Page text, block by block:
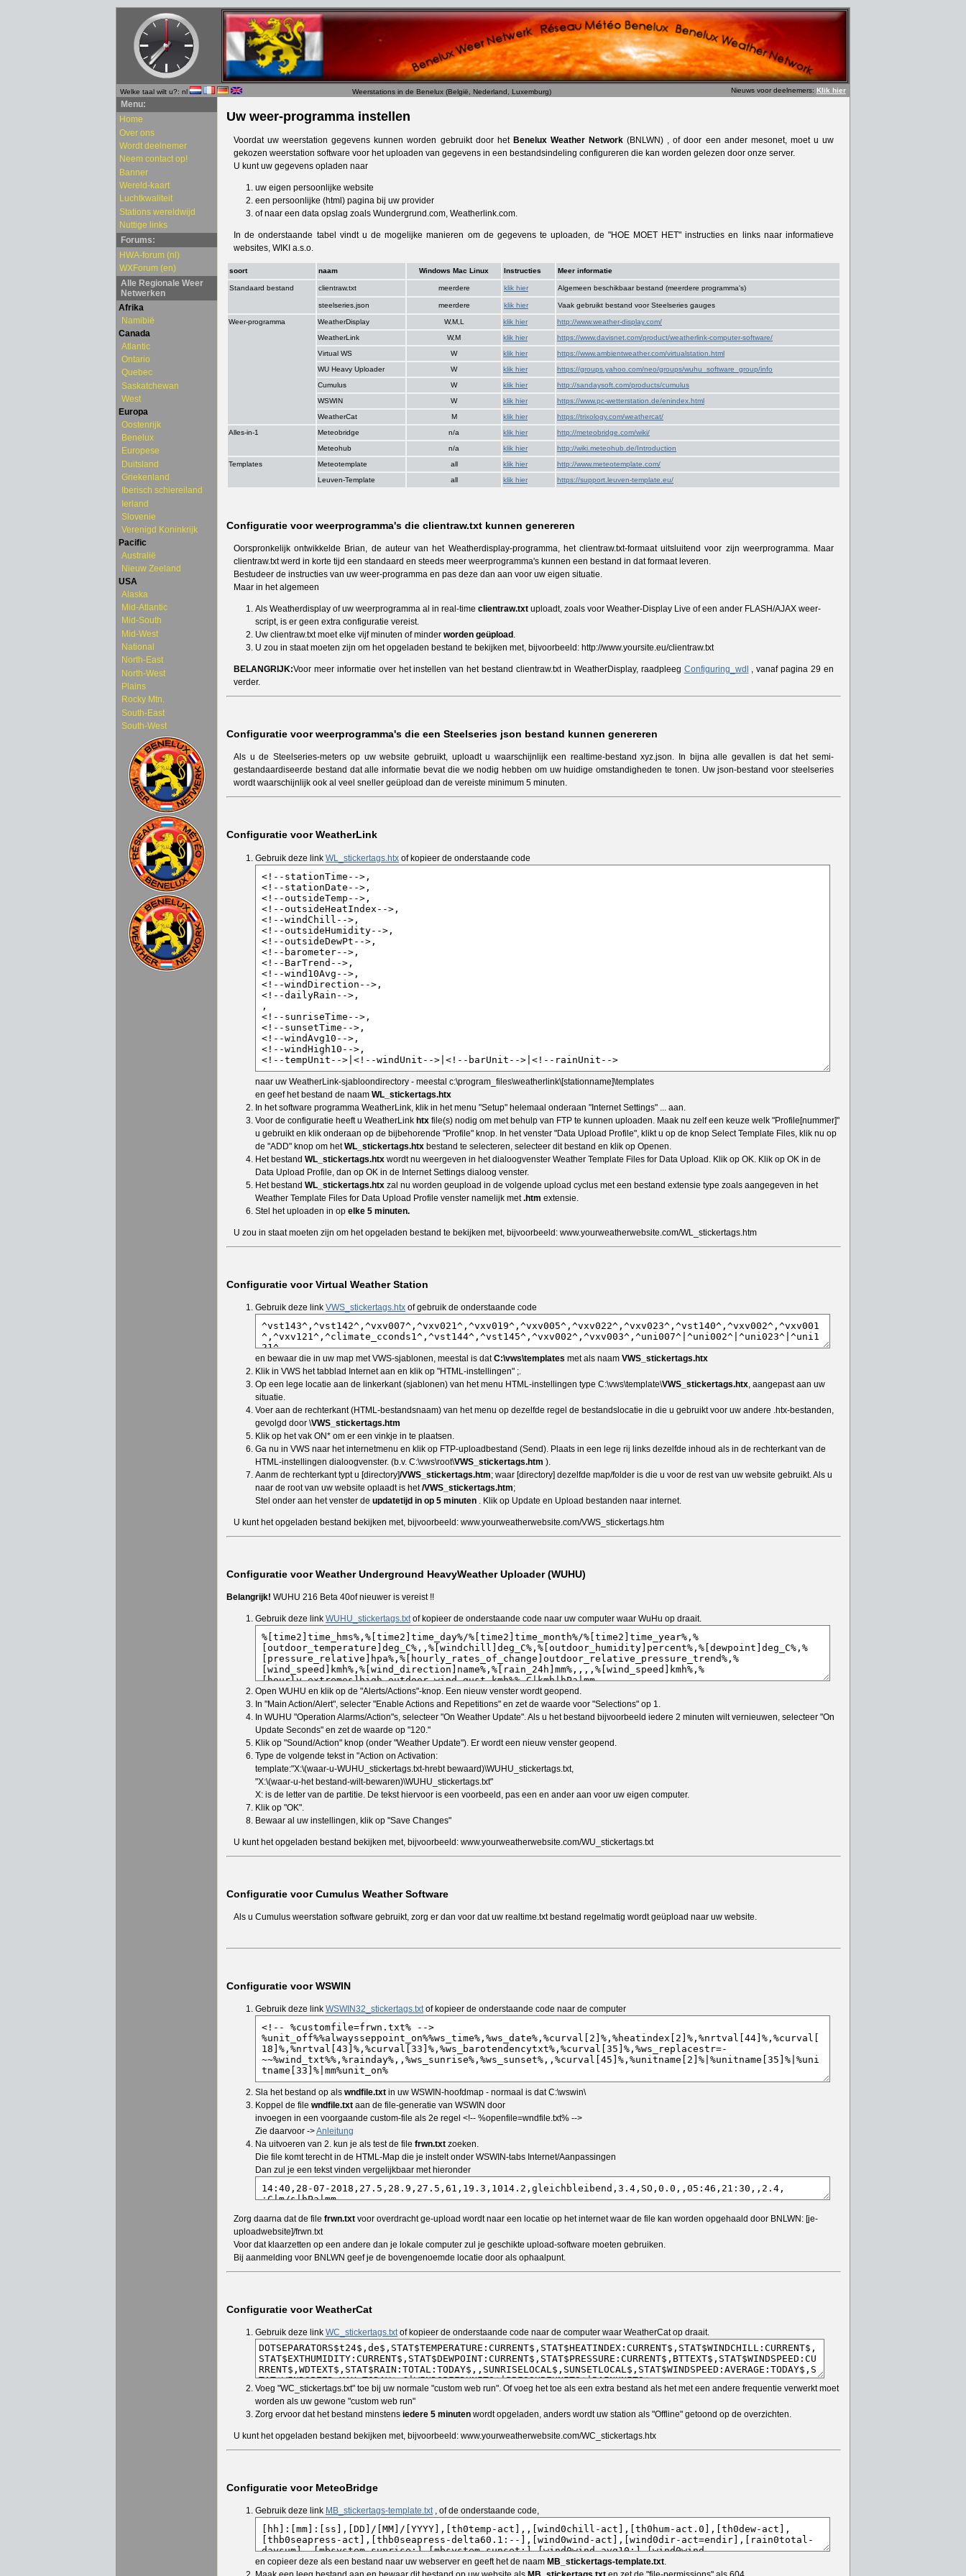
Welke taal wilt u?: nl Weerstations in de Benelux (België, Nederland, Luxemburg) Nieuws voor deelnemers: Klik hier
Menu:
Home
Over ons
Wordt deelnemer
Neem contact op!
Banner
Wereld-kaart
Luchtkwaliteit
Stations wereldwijd
Nuttige links
Forums:
HWA-forum (nl)
WXForum (en)
Alle Regionale Weer
Netwerken
Afrika
Namibië
Canada
Atlantic
Ontario
Quebec
Saskatchewan
West
Europa
Oostenrijk
Benelux
Europese
Duitsland
Griekenland
Iberisch schiereiland
Ierland
Slovenie
Verenigd Koninkrijk
Pacific
Australië
Nieuw Zeeland
USA
Alaska
Mid-Atlantic
Mid-South
Mid-West
National
North-East
North-West
Plains
Rocky Mtn.
South-East
South-West
Uw weer-programma instellen
Voordat uw weerstation gegevens kunnen worden gebruikt door het Benelux Weather Network (BNLWN) , of door een ander mesonet, moet u uw
gekozen weerstation software voor het uploaden van gegevens in een bestandsindeling configureren die kan worden gelezen door onze server.
U kunt uw gegevens opladen naar
uw eigen persoonlijke website
een persoonlijke (html) pagina bij uw provider
of naar een data opslag zoals Wundergrund.com, Weatherlink.com.
In de onderstaande tabel vindt u de mogelijke manieren om de gegevens te uploaden, de "HOE MOET HET" instructies en links naar informatieve
websites, WIKI a.s.o.
soort naam Windows Mac Linux Instructies Meer informatie
Standaard bestand clientraw.txt meerdere klik hier Algemeen beschikbaar bestand (meerdere programma's)
steelseries.json meerdere klik hier Vaak gebruikt bestand voor Steelseries gauges
Weer-programma WeatherDisplay W,M,L klik hier
http://www.weather-display.com/
WeatherLink
W,M klik hier
https://www.davisnet.com/product/weatherlink-computer-software/
Virtual WS
W klik hier
https://www.ambientweather.com/virtualstation.html
WU Heavy Uploader
W klik hier
https://groups.yahoo.com/neo/groups/wuhu_software_group/info
Cumulus
W klik hier
http://sandaysoft.com/products/cumulus
WSWIN
W klik hier
https://www.pc-wetterstation.de/enindex.html
WeatherCat
M klik hier
https://trixology.com/weathercat/
Alles-in-1
Meteobridge n/a klik hier
http://meteobridge.com/wiki/
Meteohub
n/a klik hier
http://wiki.meteohub.de/Introduction
Templates
Meteotemplate all klik hier
http://www.meteotemplate.com/
Leuven-Template
all klik hier https://support.leuven-template.eu/
Configuratie voor weerprogramma's die clientraw.txt kunnen genereren
Oorspronkelijk ontwikkelde Brian, de auteur van het Weatherdisplay-programma, het clientraw.txt-formaat uitsluitend voor zijn weerprogramma. Maar
clientraw.txt werd in korte tijd een standaard en steeds meer weerprogramma's kunnen een bestand in dat formaat leveren.
Bestudeer de instructies van uw weer-programma en pas deze dan aan voor uw eigen situatie.
Maar in het algemeen
Als Weatherdisplay of uw weerprogramma al in real-time clientraw.txt uploadt, zoals voor Weather-Display Live of een ander FLASH/AJAX weer-
script, is er geen extra configuratie vereist.
Uw clientraw.txt moet elke vijf minuten of minder worden geüpload .
U zou in staat moeten zijn om het opgeladen bestand te bekijken met, bijvoorbeeld: http://www.yoursite.eu/clientraw.txt
BELANGRIJK:Voor meer informatie over het instellen van het bestand clientraw.txt in WeatherDisplay, raadpleeg Configuring_wdl
, vanaf pagina 29 en
verder.
Configuratie voor weerprogramma's die een Steelseries json bestand kunnen genereren
Als u de Steelseries-meters op uw website gebruikt, uploadt u waarschijnlijk een realtime-bestand xyz.json. In bijna alle gevallen is dat het semi-
gestandaardiseerde bestand dat alle informatie bevat die we nodig hebben om uw huidige omstandigheden te tonen. Uw json-bestand voor steelseries
wordt waarschijnlijk ook al veel sneller geüpload dan de vereiste minimum 5 minuten.
Configuratie voor WeatherLink
Gebruik deze link WL_stickertags.htx of kopieer de onderstaande code
naar uw WeatherLink-sjabloondirectory - meestal c:\program_files\weatherlink\[stationname]\templates
en geef het bestand de naam WL_stickertags.htx
In het software programma WeatherLink, klik in het menu "Setup" helemaal onderaan "Internet Settings" ... aan.
Voor de configuratie heeft u WeatherLink htx file(s) nodig om met behulp van FTP te kunnen uploaden. Maak nu zelf een keuze welk "Profile[nummer]"
u gebruikt en klik onderaan op de bijbehorende "Profile" knop. In het venster "Data Upload Profile", klikt u op de knop Select Template Files, klik nu op
de "ADD" knop om hetWL_stickertags.htx bestand te selecteren, selecteer dit bestand en klik op Openen.
Het bestand WL_stickertags.htx wordt nu weergeven in het dialoogvenster Weather Template Files for Data Upload. Klik op OK. Klik op OK in de
Data Upload Profile, dan op OK in de Internet Settings dialoog venster.
Het bestand WL_stickertags.htx zal nu worden geupload in de volgende upload cyclus met een bestand extensie type zoals aangegeven in het
Weather Template Files for Data Upload Profile venster namelijk met.htm extensie.
Stel het uploaden in op elke 5 minuten.
U zou in staat moeten zijn om het opgeladen bestand te bekijken met, bijvoorbeeld: www.yourweatherwebsite.com/WL_stickertags.htm
Configuratie voor Virtual Weather Station
Gebruik deze link VWS_stickertags.htx of gebruik de onderstaande code
en bewaar die in uw map met VWS-sjablonen, meestal is datC:\vws\templates met als naam VWS_stickertags.htx
Klik in VWS het tabblad Internet aan en klik op "HTML-instellingen" ;.
Op een lege locatie aan de linkerkant (sjablonen) van het menu HTML-instellingen type C:\vws\template\VWS_stickertags.htx , aangepast aan uw
situatie.
Voer aan de rechterkant (HTML-bestandsnaam) van het menu op dezelfde regel de bestandslocatie in die u gebruikt voor uw andere .htx-bestanden,
gevolgd door \VWS_stickertags.htm
Klik op het vak ON* om er een vinkje in te plaatsen.
Ga nu in VWS naar het internetmenu en klik op FTP-uploadbestand (Send). Plaats in een lege rij links dezelfde inhoud als in de rechterkant van de
HTML-instellingen dialoogvenster. (b.v. C:\vws\root\VWS_stickertags.htm ).
Aanm de rechterkant typt u [directory]/VWS_stickertags.htm; waar [directory] dezelfde map/folder is die u voor de rest van uw website gebruikt. Als u
naar de root van uw website oplaadt is het/VWS_stickertags.htm;
Stel onder aan het venster de updatetijd in op 5 minuten . Klik op Update en Upload bestanden naar internet.
U kunt het opgeladen bestand bekijken met, bijvoorbeeld: www.yourweatherwebsite.com/VWS_stickertags.htm
Configuratie voor Weather Underground HeavyWeather Uploader (WUHU)
Belangrijk! WUHU 216 Beta 40of nieuwer is vereist !!
Gebruik deze link WUHU_stickertags.txt of kopieer de onderstaande code naar uw computer waar WuHu op draait.
Open WUHU en klik op de "Alerts/Actions"-knop. Een nieuw venster wordt geopend.
In "Main Action/Alert", selecter "Enable Actions and Repetitions" en zet de waarde voor "Selections" op 1.
In WUHU "Operation Alarms/Action"s, selecteer "On Weather Update". Als u het bestand bijvoorbeeld iedere 2 minuten wilt vernieuwen, selecteer "On
Update Seconds" en zet de waarde op "120."
Klik op "Sound/Action" knop (onder "Weather Update"). Er wordt een nieuw venster geopend.
Type de volgende tekst in "Action on Activation:
template:"X:\(waar-u-WUHU_stickertags.txt-hrebt bewaard)\WUHU_stickertags.txt,
"X:\(waar-u-het bestand-wilt-bewaren)\WUHU_stickertags.txt"
X: is de letter van de partitie. De tekst hiervoor is een voorbeeld, pas een en ander aan voor uw eigen computer.
Klik op "OK".
Bewaar al uw instellingen, klik op "Save Changes"
U kunt het opgeladen bestand bekijken met, bijvoorbeeld: www.yourweatherwebsite.com/WU_stickertags.txt
Configuratie voor Cumulus Weather Software
Als u Cumulus weerstation software gebruikt, zorg er dan voor dat uw realtime.txt bestand regelmatig wordt geüpload naar uw website.
Configuratie voor WSWIN
Gebruik deze link WSWIN32_stickertags.txt of kopieer de onderstaande code naar de computer
Sla het bestand op als wndfile.txt in uw WSWIN-hoofdmap - normaal is dat C:\wswin\
Koppel de file wndfile.txt aan de file-generatie van WSWIN door
invoegen in een voorgaande custom-file als 2e regel <!-- %openfile=wndfile.txt% -->
Zie daarvoor ->Anleitung
Na uitvoeren van 2. kun je als test de file frwn.txt zoeken.
Die file komt terecht in de HTML-Map die je instelt onder WSWIN-tabs Internet/Aanpassingen
Dan zul je een tekst vinden vergelijkbaar met hieronder
Zorg daarna dat de file frwn.txt voor overdracht ge-upload wordt naar een locatie op het internet waar de file kan worden opgehaald door BNLWN: [je-
uploadwebsite]/frwn.txt
Voor dat klaarzetten op een andere dan je lokale computer zul je geschikte upload-software moeten gebruiken.
Bij aanmelding voor BNLWN geef je de bovengenoemde locatie door als ophaalpunt.
Configuratie voor WeatherCat
Gebruik deze link WC_stickertags.txtof kopieer de onderstaande code naar de computer waar WeatherCat op draait.
Voeg "WC_stickertags.txt" toe bij uw normale "custom web run". Of voeg het toe als een extra bestand als het met een andere frequentie verwerkt moet
worden als uw gewone "custom web run"
Zorg ervoor dat het bestand minstens iedere 5 minuten wordt opgeladen, anders wordt uw station als "Offline" getoond op de overzichten.
U kunt het opgeladen bestand bekijken met, bijvoorbeeld: www.yourweatherwebsite.com/WC_stickertags.htx
Configuratie voor MeteoBridge
Gebruik deze link MB_stickertags-template.txt, of de onderstaande code,
en copieer deze als een bestand naar uw webserver en geeft het de naam MB_stickertags-template.txt.